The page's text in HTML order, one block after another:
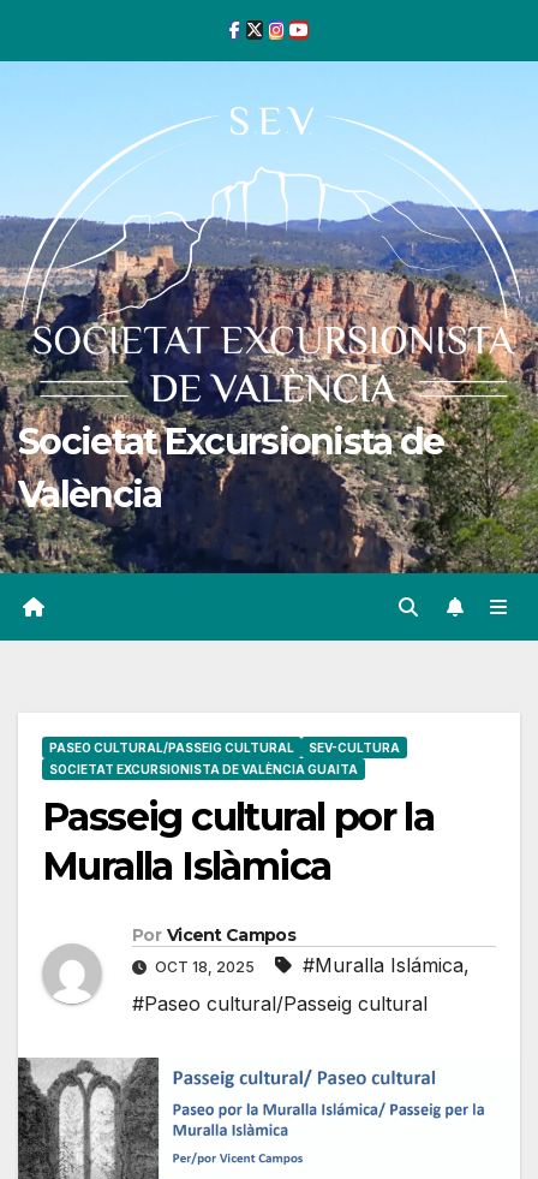
Societat Excursionista de
València
PASEO CULTURAL/PASSEIG CULTURAL
SEV-CULTURA
SOCIETAT EXCURSIONISTA DE VALÈNCIA GUAITA
Passeig cultural por la
Muralla Islàmica
Por Vicent Campos
OCT 18, 2025 #Muralla Islámica,
#Paseo cultural/Passeig cultural